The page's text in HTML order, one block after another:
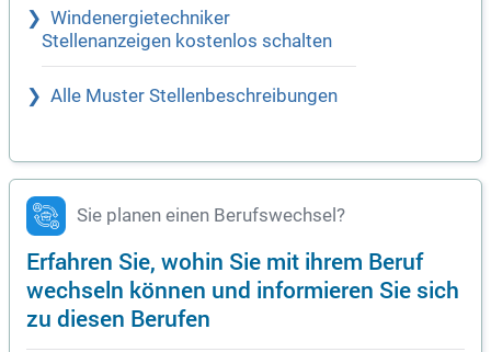
Windenergietechniker
Stellenanzeigen kostenlos schalten
Alle Muster Stellenbeschreibungen
Sie planen einen Berufswechsel?
Erfahren Sie, wohin Sie mit ihrem Beruf
wechseln können und informieren Sie sich
zu diesen Berufen